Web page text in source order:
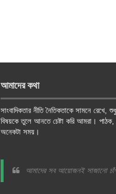
আমাদের কথা
সাংবাদিকতার নীতি নৈতিকতাকে সামনে রেখে,
বিষয়কে তুলে আনতে চেষ্টা করি আমরা। পাঠক,
অনেকটা সময়।
আমাদের সব আয়োজনই সাজানো